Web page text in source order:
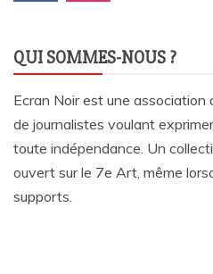
QUI SOMMES-NOUS ?
Ecran Noir est une association
de journalistes voulant
toute indépendance. Un
ouvert sur le 7e Art, même
supports.